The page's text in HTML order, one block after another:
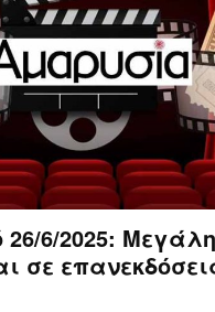
26/6/2025: Μεγάλη
σε